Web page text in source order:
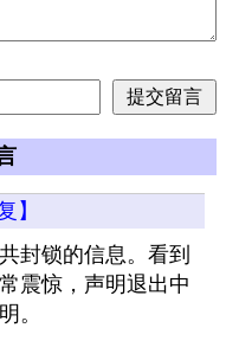
】
封锁的信息。看到
震惊，声明退出中
。